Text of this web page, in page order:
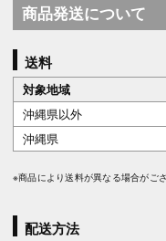
商品発送について
送料
対象地域
沖縄県以外
沖縄県
※商品により送料が異なる場合がござ
配送方法